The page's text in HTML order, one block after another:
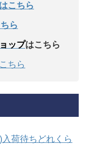
こちら
ら
ップはこちら
ちら
荷待ちどれくら